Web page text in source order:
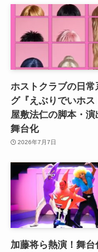
ホストクラブの日常
グ『えぶりでいホス
屋敷法仁の脚本・演
舞台化
2026年7月7日
加藤将ら熱演！舞台